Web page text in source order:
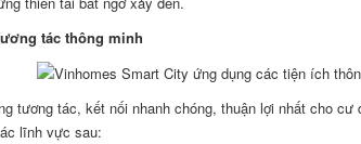
tác thông minh
tương tác, kết nối nhanh chóng, thuận lợi nhất cho
lĩnh vực sau: